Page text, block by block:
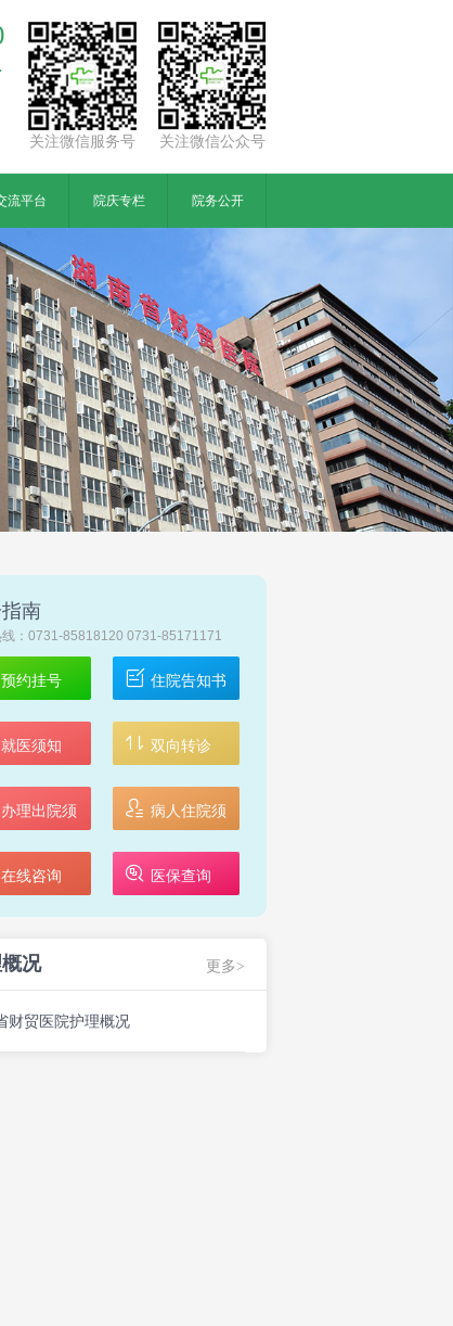
关注微信服务号 关注微信公众号
流平台 院庆专栏 院务公开
南
线：0731-85818120 0731-85171171
预约挂号 住院告知书
就医须知 双向转诊
办理出院须 病人住院须
知
在线咨询
医保查询
况 更多>
财贸医院护理概况